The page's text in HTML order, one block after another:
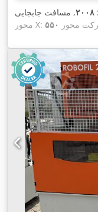
۲۰۰۸, مسافت جابجایی
محور X:
, عرض میز:
طول میز:۸۵۰ میلی‌متر